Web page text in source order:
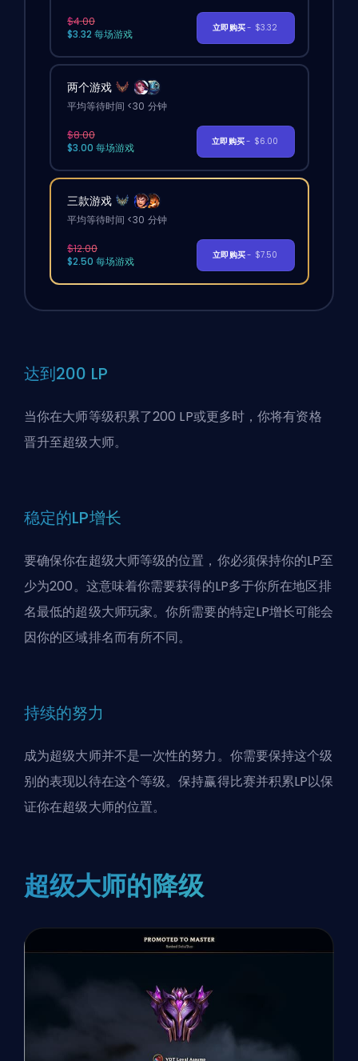
$4.00
$3.32 每场游戏
立即购买- $3.32
两个游戏
平均等待时间 <30 分钟
$8.00
$3.00 每场游戏
立即购买- $6.00
三款游戏
平均等待时间 <30 分钟
$12.00
$2.50 每场游戏
立即购买- $7.50
达到200 LP
当你在大师等级积累了200 LP或更多时，你将有资格
晋升至超级大师。
稳定的LP增长
要确保你在超级大师等级的位置，你必须保持你的LP至
少为200。这意味着你需要获得的LP多于你所在地区排
名最低的超级大师玩家。你所需要的特定LP增长可能会
因你的区域排名而有所不同。
持续的努力
成为超级大师并不是一次性的努力。你需要保持这个级
别的表现以待在这个等级。保持赢得比赛并积累LP以保
证你在超级大师的位置。
超级大师的降级